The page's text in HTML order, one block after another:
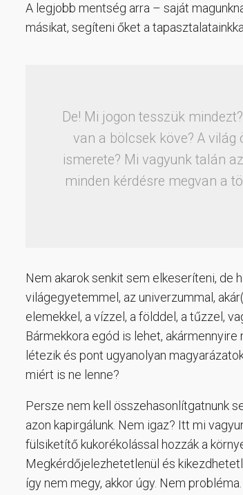
A legjobb mentség arra – saját
másikat, segíteni őket a
De! Mi jogon tesszük
van a bölcsek köve? A
ismerete? Mi vagyunk talán
minden kérdésre megvan a
Nem akarok senkit sem elkeseríteni, de
világegyetemmel, az univerzummal,
elemekkel, a vízzel, a földdel, a tűzzel,
Bármekkora egód is lehet,
létezik és pont ugyanolyan
miért is ne lenne?
Persze nem kell összehasonlítgatnunk
azon kapirgálunk. Nem igaz? Itt mi
fülsiketítő kukorékolással hozzák a
Megkérdőjelezhetetlenül és
így nem megy, akkor úgy. Nem probléma.